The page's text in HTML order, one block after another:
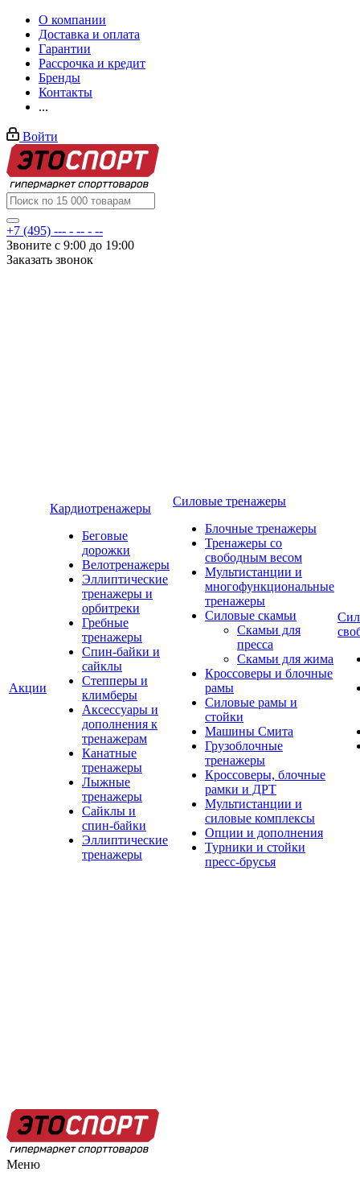
О компании
Доставка и оплата
Гарантии
Рассрочка и кредит
Бренды
Контакты
...
Войти
+7 (495) --- - -- - --
Звоните с 9:00 до 19:00
Заказать звонок
Акции
Кардиотренажеры
Беговые
дорожки
Велотренажеры
Эллиптические
тренажеры и
орбитреки
Гребные
тренажеры
Спин-байки и
сайклы
Степперы и
климберы
Аксессуары и
дополнения к
тренажерам
Канатные
тренажеры
Лыжные
тренажеры
Сайклы и
спин-байки
Эллиптические
тренажеры
Силовые тренажеры
Блочные тренажеры
Тренажеры со
свободным весом
Мультистанции и
многофункциональные
тренажеры
Силовые скамьи
Скамьи для
пресса
Скамьи для жима
Кроссоверы и блочные
рамы
Силовые рамы и
стойки
Машины Смита
Грузоблочные
тренажеры
Кроссоверы, блочные
рамки и ДРТ
Мультистанции и
силовые комплексы
Опции и дополнения
Турники и стойки
пресс-брусья
Меню